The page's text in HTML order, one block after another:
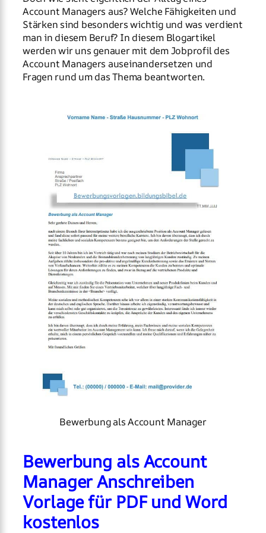
Account Managers aus? Welche Fähigkeiten und
Stärken sind besonders wichtig und was verdient
man in diesem Beruf? In diesem Blogartikel
werden wir uns genauer mit dem Jobprofil des
Account Managers auseinandersetzen und
Fragen rund um das Thema beantworten.
Bewerbung als Account Manager
Bewerbung als Account
Manager Anschreiben
Vorlage für PDF und Word
kostenlos